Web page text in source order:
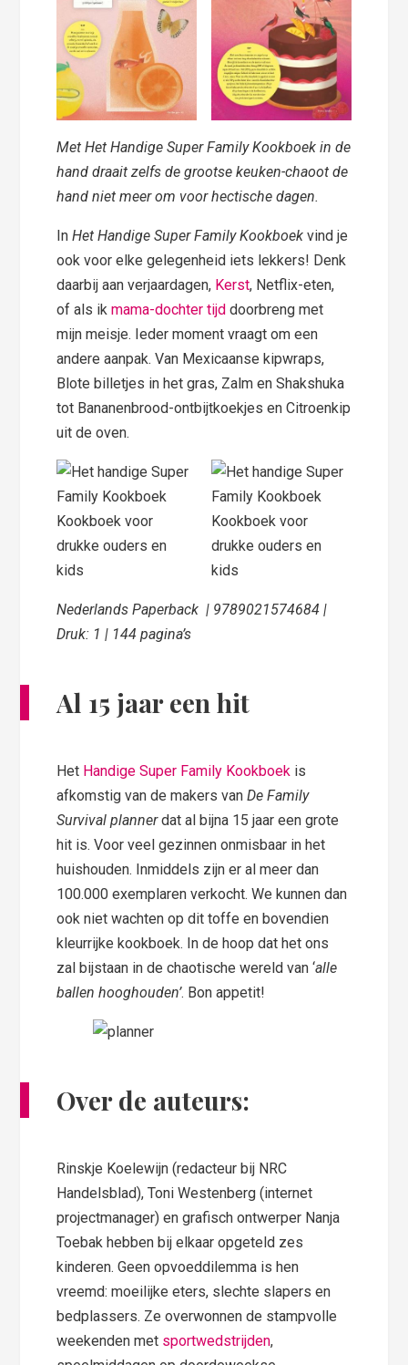
Met Het Handige Super Family Kookboek in de
hand draait zelfs de grootse keuken-chaoot de
hand niet meer om voor hectische dagen.
InHet Handige Super Family Kookboek vind je
ook voor elke gelegenheid iets lekkers! Denk
daarbij aan verjaardagen, Kerst, Netflix-eten,
of als ikmama-dochter tijd doorbreng met
mijn meisje. Ieder moment vraagt om een
andere aanpak. Van Mexicaanse kipwraps,
Blote billetjes in het gras, Zalm en Shakshuka
tot Bananenbrood-ontbijtkoekjes en Citroenkip
uit de oven.
Nederlands Paperback | 9789021574684 |
Druk: 1 | 144 pagina’s
Al 15 jaar een hit
Het Handige Super Family Kookboek is
afkomstig van de makers vanDe Family
Survival plannerdat al bijna 15 jaar een grote
hit is. Voor veel gezinnen onmisbaar in het
huishouden. Inmiddels zijn er al meer dan
100.000 exemplaren verkocht. We kunnen dan
ook niet wachten op dit toffe en bovendien
kleurrijke kookboek. In de hoop dat het ons
zal bijstaan in de chaotische wereld van ‘alle
ballen hooghouden’. Bon appetit!
Over de auteurs:
Rinskje Koelewijn (redacteur bij NRC
Handelsblad), Toni Westenberg (internet
projectmanager) en grafisch ontwerper Nanja
Toebak hebben bij elkaar opgeteld zes
kinderen. Geen opvoeddilemma is hen
vreemd: moeilijke eters, slechte slapers en
bedplassers. Ze overwonnen de stampvolle
weekenden met sportwedstrijden,